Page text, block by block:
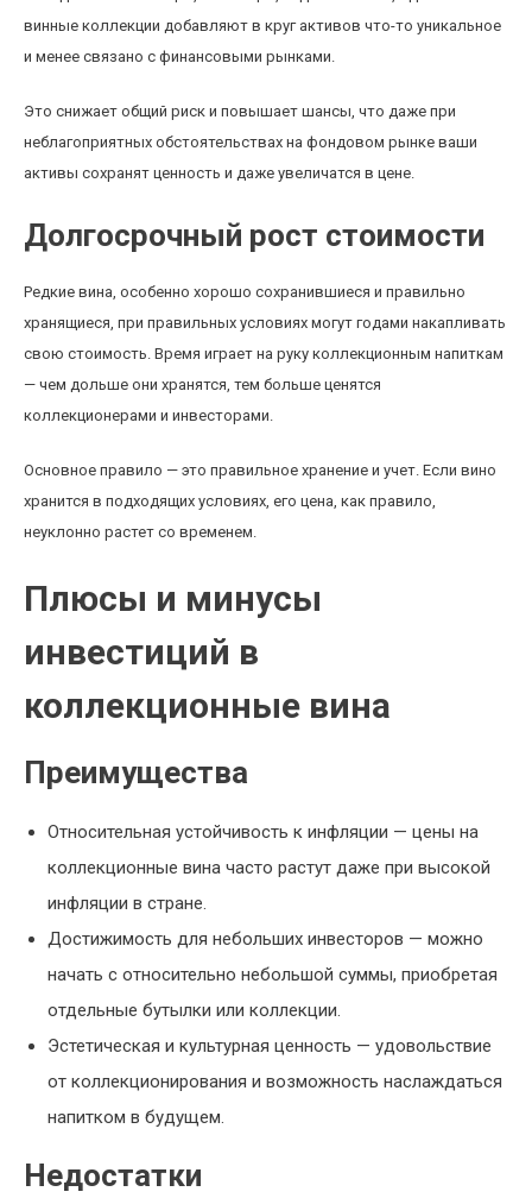
винные коллекции добавляют в круг активов что-то уникальное
и менее связано с финансовыми рынками.
Это снижает общий риск и повышает шансы, что даже при
неблагоприятных обстоятельствах на фондовом рынке ваши
активы сохранят ценность и даже увеличатся в цене.
Долгосрочный рост стоимости
Редкие вина, особенно хорошо сохранившиеся и правильно
хранящиеся, при правильных условиях могут годами накапливать
свою стоимость. Время играет на руку коллекционным напиткам
— чем дольше они хранятся, тем больше ценятся
коллекционерами и инвесторами.
Основное правило — это правильное хранение и учет. Если вино
хранится в подходящих условиях, его цена, как правило,
неуклонно растет со временем.
Плюсы и минусы
инвестиций в
коллекционные вина
Преимущества
Относительная устойчивость к инфляции — цены на
коллекционные вина часто растут даже при высокой
инфляции в стране.
Достижимость для небольших инвесторов — можно
начать с относительно небольшой суммы, приобретая
отдельные бутылки или коллекции.
Эстетическая и культурная ценность — удовольствие
от коллекционирования и возможность наслаждаться
напитком в будущем.
Недостатки